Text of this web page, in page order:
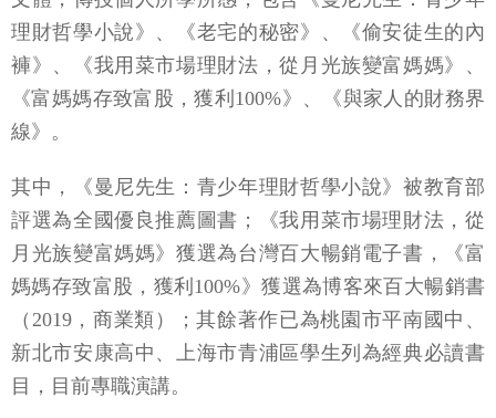
理財哲學小說》、《老宅的秘密》、《偷安徒生的內
褲》、《我用菜市場理財法，從月光族變富媽媽》、
《富媽媽存致富股，獲利100%》、《與家人的財務界
線》。
其中，《曼尼先生：青少年理財哲學小說》被教育部
評選為全國優良推薦圖書；《我用菜市場理財法，從
月光族變富媽媽》獲選為台灣百大暢銷電子書，《富
媽媽存致富股，獲利100%》獲選為博客來百大暢銷書
（2019，商業類）；其餘著作已為桃園市平南國中、
新北市安康高中、上海市青浦區學生列為經典必讀書
目，目前專職演講。